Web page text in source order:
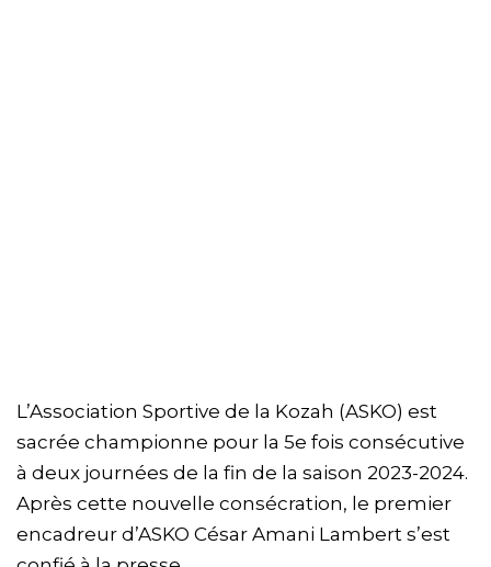
L’Association Sportive de la Kozah (ASKO) est
sacrée championne pour la 5e fois consécutive
à deux journées de la fin de la saison 2023-2024.
Après cette nouvelle consécration, le premier
encadreur d’ASKO César Amani Lambert s’est